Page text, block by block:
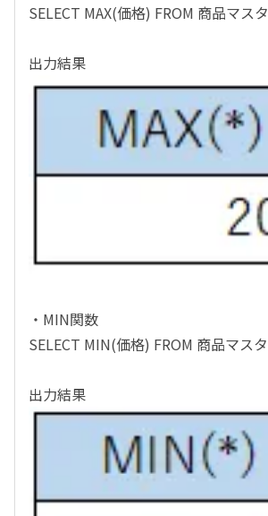
SELECT MAX(価格) FROM 商品マスタ
出力結果
・MIN関数
SELECT MIN(価格) FROM 商品マスタ
出力結果